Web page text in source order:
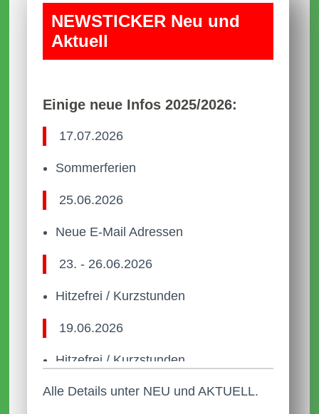
NEWS­TICKER Neu und
Aktuell
Einige neue Infos 2025/2026:
17.07.2026
Sommerferien
25.06.2026
Neue E-Mail Adressen
23. - 26.06.2026
Hitzefrei / Kurzstunden
19.06.2026
Hitzefrei / Kurzstunden
22.05.2026
Alle Details unter NEU und AKTUELL.